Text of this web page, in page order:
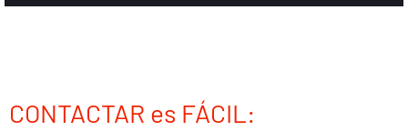
CONTACTAR es FÁCIL: